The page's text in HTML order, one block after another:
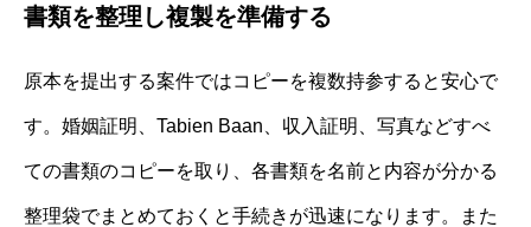
書類を整理し複製を準備する
原本を提出する案件ではコピーを複数持参すると安心で
す。婚姻証明、Tabien Baan、収入証明、写真などすべ
ての書類のコピーを取り、各書類を名前と内容が分かる
整理袋でまとめておくと手続きが迅速になります。また